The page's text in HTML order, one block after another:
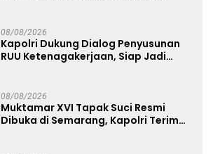
08/08/2026
Kapolri Dukung Dialog Penyusunan
RUU Ketenagakerjaan, Siap Jadi
08/08/2026
Muktamar XVI Tapak Suci Resmi
Dibuka di Semarang, Kapolri Terima